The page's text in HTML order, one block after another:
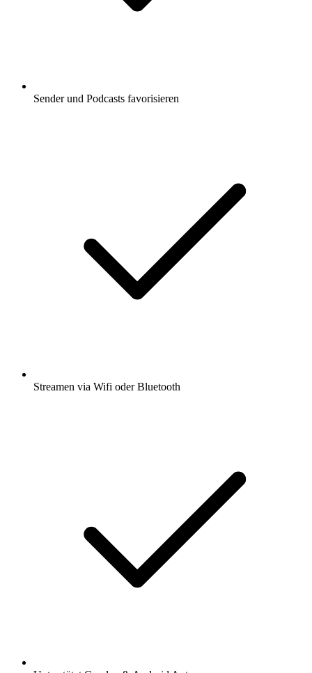
Sender und Podcasts favorisieren
Streamen via Wifi oder Bluetooth